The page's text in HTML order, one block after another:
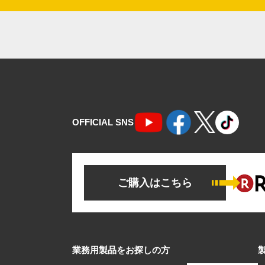
OFFICIAL SNS
ご購入はこちら
業務用製品をお探しの方